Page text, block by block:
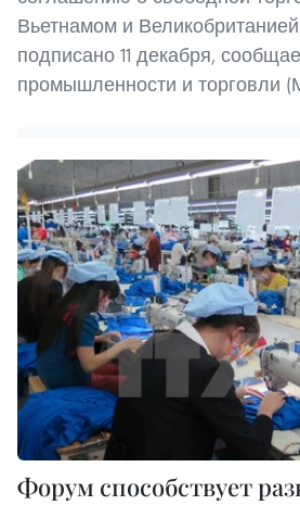
Вьетнамом и Великобританией
подписано 11 декабря,
промышленности и торговли
Форум способствует